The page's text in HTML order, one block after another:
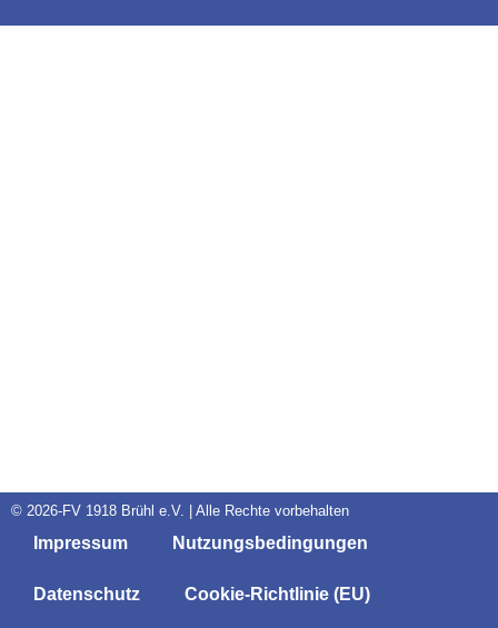
© 2026-FV 1918 Brühl e.V. | Alle Rechte vorbehalten
Impressum Nutzungsbedingungen
Datenschutz Cookie-Richtlinie (EU)